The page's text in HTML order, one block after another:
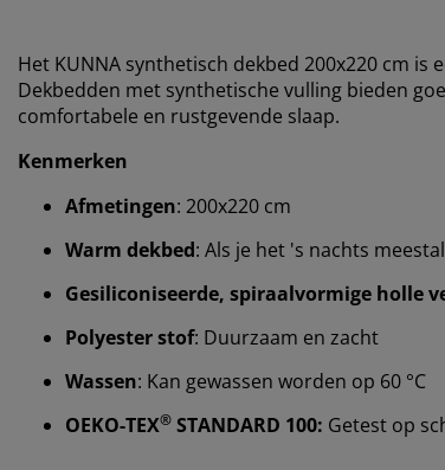
Het KUNNA synthetisch dekbed 200x220 cm
Dekbedden met synthetische vulling bieden
comfortabele en rustgevende slaap.
Kenmerken
Afmetingen: 200x220 cm
Warm dekbed: Als je het 's nachts
Gesiliconiseerde, spiraalvormige holle
Polyester stof: Duurzaam en zacht
Wassen: Kan gewassen worden op 60 °C
OEKO-TEX® STANDARD 100: Getest op